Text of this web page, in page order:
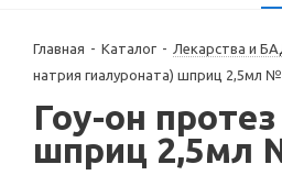
Главная - Каталог - Лекарства и
натрия гиалуроната) шприц 2,5мл
Гоу-он
шприц 2,5мл